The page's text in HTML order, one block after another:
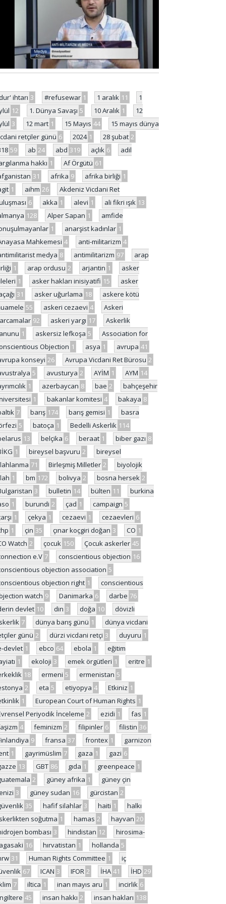
ihtarı 3 #refusewar 1 1 aralık 11
1
12 1. Dünya Savaşı 5 10 Aralık 1
12
3 12 mart 1 15 Mayıs 44
15 mayıs dünya
retçiler günü 6 2024 1 28 şubat 2
59 ab 24 abd 319 açlık 6
adil
hakkı 1 Af Örgütü 61
31 afrika 9 afrika birliği 1
1 aihm 26
Akdeniz Vicdani Ret
6 akka 1 alevi 1 ali fikri ışık 13
128 Alper Sapan 1
amfide
1 anarşist kadınlar 1
Mahkemesi 4 anti-militarizm 4
medya 8 antimilitarizm 97
arap
1 arap ordusu 2 arjantin 1
asker
1 asker hakları inisiyatifi 15
asker
31 asker uğurlama 18
askere kötü
55 askeri cezaevi 4
Askeri
92 askeri yargı 17
Askerlik
1 askersiz lefkoşa 5
Association for
Objection 1 asya 1 avrupa 41
konseyi 26 Avrupa Vicdani Ret Bürosu 2
5 avusturya 2 AYİM 1 AYM 14
1 azerbaycan 8 bae 2
bahçeşehir
1 bakanlar komitesi 4 bakaya 8
7 barış 174 barış gemisi 1
basra
5 batoça 1 Bedelli Askerlik 114
13 belçika 6 beraat 1 biber gazı 8
1 bireysel başvuru 2
bireysel
71 Birleşmiş Milletler 2
biyolojik
1 bm 172 bolivya 2 bosna hersek 2
3 bulletin 14 bülten 11
burkina
1 burundi 2 çad 1 campaign 5
1 çekya 1 cezaevi 1 cezaevleri 6
1 çin 35 çınar koçgiri doğan 3 CO 1
Watch 2 çocuk 150 Çocuk askerler 45
e.V 7 conscientious objection 16
objection association 5
objection right 1
conscientious
watch 9 Danimarka 6 darbe 76
devlet 10 din 3 doğa 10
dövizli
7 dünya barış günü 1
dünya vicdani
günü 2 dürzi vicdani retçi 3 duyuru 1
devlet 1 ebco 64 ebola 1
eğitim
1 ekoloji 3 emek örgütleri 1 eritre 1
18 ermeni 5 ermenistan 5
2 eta 5 etiyopya 4 Etkiniz 1
1 European Court of Human Rights 1
Periyodik İnceleme 2 ezidi 1 fas 1
4 feminizm 2 filipinler 6 filistin 36
9 fransa 37 frontex 1
garnizon
1 gayrimüslim 7 gaza 1 gazi 6
13 GBT 86 gıda 1 greenpeace 1
2 güney afrika 1
güney çin
3 güney sudan 16 gürcistan 2
35 hafif silahlar 3 haiti 1
halkı
soğutma 1 hamas 2 hayvan 20
bombası 3 hindistan 12
hirosima-
16 hırvatistan 1 hollanda 5
31 Human Rights Committee 1
iç
67 ICAN 3 IFOR 2 İHA 41 İHD 29
7 iltica 1 inan mayıs aru 1 incirlik 6
45 insan hakkı 2 insan hakları 138